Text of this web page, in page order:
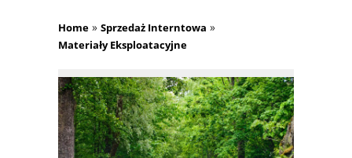
Home » Sprzedaż Interntowa »
Materiały Eksploatacyjne